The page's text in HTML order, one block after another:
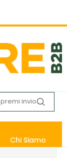
Chi Siamo